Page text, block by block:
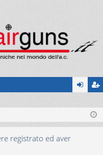
riv
registrato ed aver